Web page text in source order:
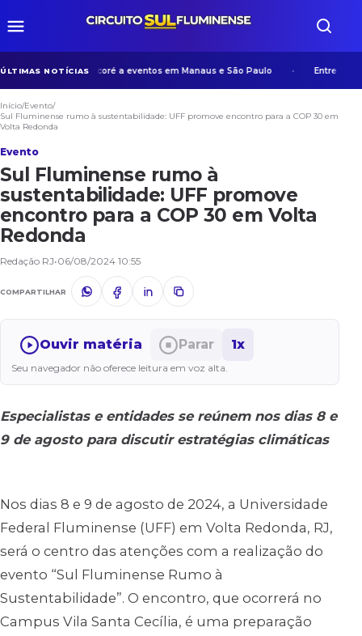
ÚLTIMAS NOTÍCIASde Manicoré a eventos em Manaus e São Paulo Entre
Início/Evento/
Sul Fluminense rumo à sustentabilidade: UFF promove encontro para a COP 30 em
Volta Redonda
Evento
Sul Fluminense rumo à
sustentabilidade: UFF promove
encontro para a COP 30 em Volta
Redonda
Redação RJ•06/08/2024 10:55
COMPARTILHAR
Ouvir matéria Parar 1x
Seu navegador não oferece leitura em voz alta.
Especialistas e entidades se reúnem nos dias 8 e
9 de agosto para discutir estratégias climáticas
Nos dias 8 e 9 de agosto de 2024, a Universidade
Federal Fluminense (UFF) em Volta Redonda, RJ,
será o centro das atenções com a realização do
evento “Sul Fluminense Rumo à
Sustentabilidade”. O encontro, que ocorrerá no
Campus Vila Santa Cecília, é uma preparação